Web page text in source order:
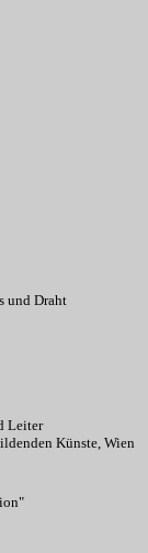
und Draht
Leiter
Künste, Wien